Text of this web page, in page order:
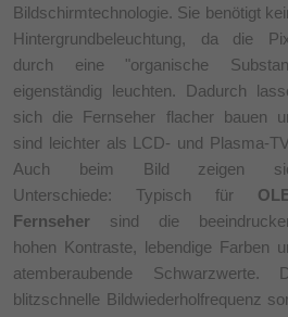
Bildschirmtechnologie. Sie benötigt
Hintergrundbeleuchtung, da die
durch eine "organische
eigenständig leuchten. Dadurch
sich die Fernseher flacher bauen
sind leichter als LCD- und Plasma-
Auch beim Bild zeigen
Unterschiede: Typisch für
Fernseher sind die
hohen Kontraste, lebendige Farben
atemberaubende Schwarzwerte.
blitzschnelle Bildwiederholfrequenz